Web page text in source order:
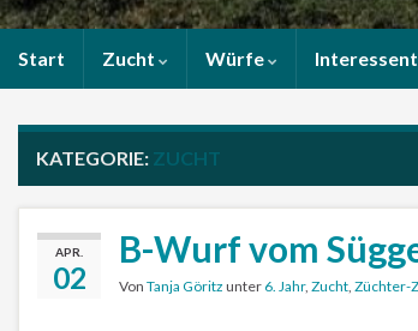
Start Zucht Würfe
KATEGORIE: ZUCHT
APR.
02
B-Wurf vom
Von Tanja Göritz unter 6. Jahr, Zucht, Züchter-